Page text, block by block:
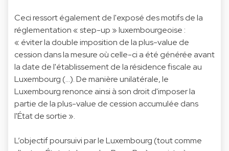
Ceci ressort également de l'exposé des motifs de la
réglementation « step-up » luxembourgeoise :
« éviter la double imposition de la plus-value de
cession dans la mesure où celle-ci a été générée avant
la date de l'établissement de la résidence fiscale au
Luxembourg (...). De manière unilatérale, le
Luxembourg renonce ainsi à son droit d'imposer la
partie de la plus-value de cession accumulée dans
l'État de sortie ».
L’objectif poursuivi par le Luxembourg (tout comme